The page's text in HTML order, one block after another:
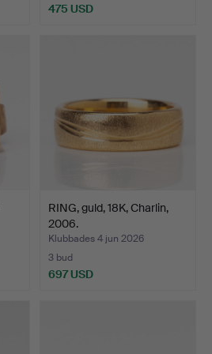
475 USD
RING, guld, 18K, Charlin,
2006.
Klubbades 4 jun 2026
3 bud
697 USD